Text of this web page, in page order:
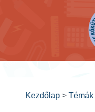
Kezdőlap > Témák